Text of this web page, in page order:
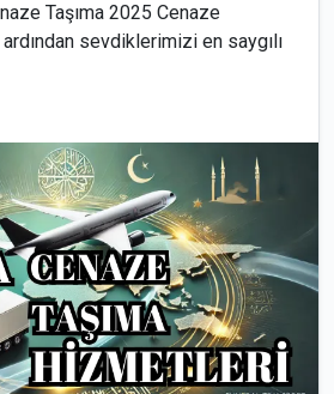
Taşıma 2025 Cenaze
ardından sevdiklerimizi en saygılı